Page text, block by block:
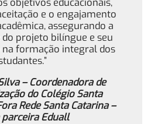
e o engajamento
assegurando a
projeto bilíngue e seu
formação integral dos
– Coordenadora de
do Colégio Santa
Rede Santa Catarina –
parceira Eduall